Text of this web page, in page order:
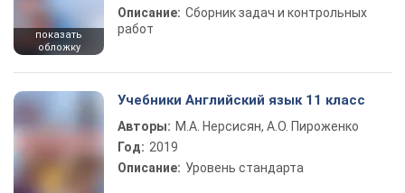
показать
обложку
Описание: Сборник задач и контрольных
работ
Учебники Английский язык 11 класс
Авторы: М.А. Нерсисян, А.О. Пироженко
Год: 2019
Описание: Уровень стандарта